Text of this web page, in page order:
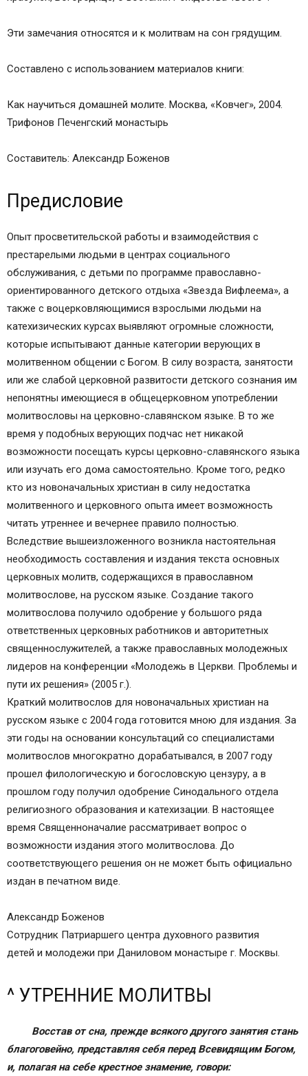
Эти замечания относятся и к молитвам на сон грядущим.
Составлено с использованием материалов книги:
Как научиться домашней молите. Москва, «Ковчег», 2004.
Трифонов Печенгский монастырь
Составитель: Александр Боженов
Предисловие
Опыт просветительской работы и взаимодействия с
престарелыми людьми в центрах социального
обслуживания, с детьми по программе православно-
ориентированного детского отдыха «Звезда Вифлеема», а
также с воцерковляющимися взрослыми людьми на
катехизических курсах выявляют огромные сложности,
которые испытывают данные категории верующих в
молитвенном общении с Богом. В силу возраста, занятости
или же слабой церковной развитости детского сознания им
непонятны имеющиеся в общецерковном употреблении
молитвословы на церковно-славянском языке. В то же
время у подобных верующих подчас нет никакой
возможности посещать курсы церковно-славянского языка
или изучать его дома самостоятельно. Кроме того, редко
кто из новоначальных христиан в силу недостатка
молитвенного и церковного опыта имеет возможность
читать утреннее и вечернее правило полностью.
Вследствие вышеизложенного возникла настоятельная
необходимость составления и издания текста основных
церковных молитв, содержащихся в православном
молитвослове, на русском языке. Создание такого
молитвослова получило одобрение у большого ряда
ответственных церковных работников и авторитетных
священнослужителей, а также православных молодежных
лидеров на конференции «Молодежь в Церкви. Проблемы и
пути их решения» (2005 г.).
Краткий молитвослов для новоначальных христиан на
русском языке с 2004 года готовится мною для издания. За
эти годы на основании консультаций со специалистами
молитвослов многократно дорабатывался, в 2007 году
прошел филологическую и богословскую цензуру, а в
прошлом году получил одобрение Синодального отдела
религиозного образования и катехизации. В настоящее
время Священноначалие рассматривает вопрос о
возможности издания этого молитвослова. До
соответствующего решения он не может быть официально
издан в печатном виде.
Александр Боженов
Сотрудник Патриаршего центра духовного развития
детей и молодежи при Даниловом монастыре г. Москвы.
^ УТРЕННИЕ МОЛИТВЫ
Восстав от сна, прежде всякого другого занятия стань
благоговейно, представляя себя перед Всевидящим Богом,
и, полагая на себе крестное знамение, говори: